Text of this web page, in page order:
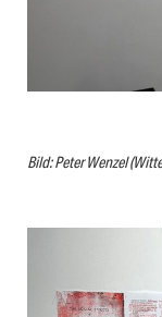
Bild: Peter Wenzel